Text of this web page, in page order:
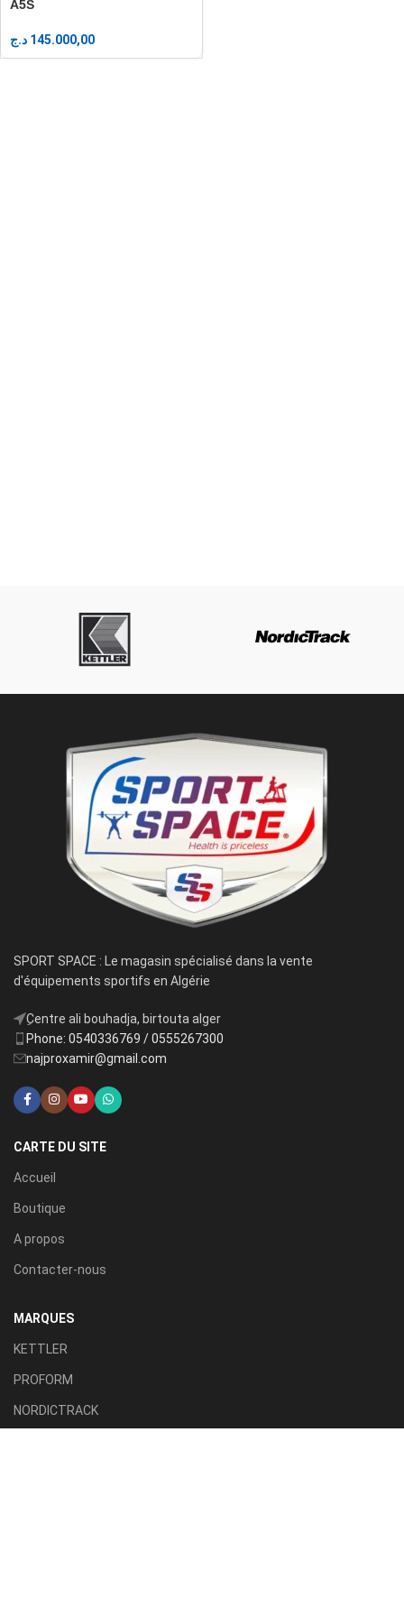
A5S
145.000,00 د.ج
SPORT SPACE : Le magasin spécialisé dans la vente
d'équipements sportifs en Algérie
ِCentre ali bouhadja, birtouta alger
Phone: 0540336769 / 0555267300
najproxamir@gmail.com
CARTE DU SITE
Accueil
Boutique
A propos
Contacter-nous
MARQUES
KETTLER
PROFORM
NORDICTRACK